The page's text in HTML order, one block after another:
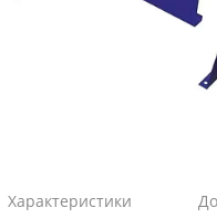
Характеристики